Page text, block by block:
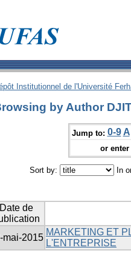
Institutionnel de l'Université
by Author
Jump to: 0-9 A
or
Sort by: In
Date de
mai-2015
MARKETING ET
L'ENTREPRISE